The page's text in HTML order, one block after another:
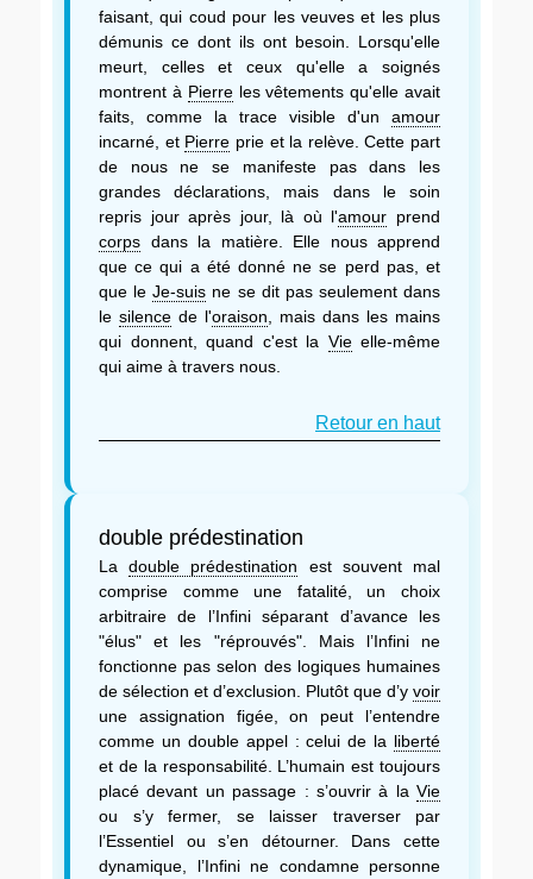
faisant, qui coud pour les veuves et les plus
démunis ce dont ils ont besoin. Lorsqu'elle
meurt, celles et ceux qu'elle a soignés
montrent à Pierreles vêtements qu'elle avait
faits, comme la trace visible d'un amour
incarné, et Pierre prie et la relève. Cette part
de nous ne se manifeste pas dans les
grandes déclarations, mais dans le soin
repris jour après jour, là où l'amour prend
corps dans la matière. Elle nous apprend
que ce qui a été donné ne se perd pas, et
que leJe-suis ne se dit pas seulement dans
le silence de l'oraison , mais dans les mains
qui donnent, quand c'est la Vieelle-même
qui aime à travers nous.
Retour en haut
double prédestination
Ladouble prédestination est souvent mal
comprise comme une fatalité, un choix
arbitraire de l’Infini séparant d’avance les
"élus" et les "réprouvés". Mais l’Infini ne
fonctionne pas selon des logiques humaines
de sélection et d’exclusion. Plutôt que d’y voir
une assignation figée, on peut l’entendre
comme un double appel : celui de la liberté
et de la responsabilité. L’humain est toujours
placé devant un passage : s’ouvrir à la Vie
ou s’y fermer, se laisser traverser par
l’Essentiel ou s’en détourner. Dans cette
dynamique, l’Infini ne condamne personne